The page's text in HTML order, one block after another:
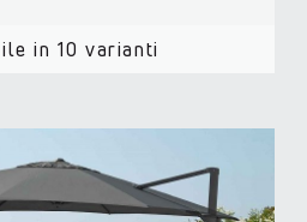
in 10 varianti